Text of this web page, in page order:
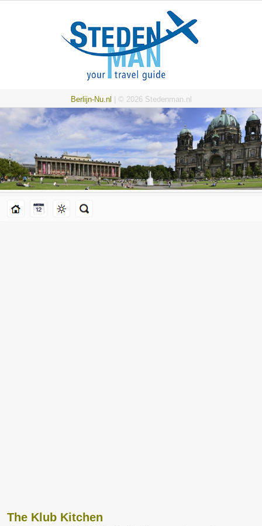
Berlijn-Nu.nl | © 2026 Stedenman.nl
The Klub Kitchen